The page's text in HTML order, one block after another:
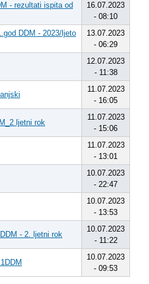
- rezultati ispita od
16.07.2023
- 08:10
DDM - 2023/ljeto
13.07.2023
- 06:29
12.07.2023
- 11:38
11.07.2023
- 16:05
ljetni rok
11.07.2023
- 15:06
11.07.2023
- 13:01
10.07.2023
- 22:47
10.07.2023
- 13:53
- 2. ljetni rok
10.07.2023
- 11:22
10.07.2023
- 09:53